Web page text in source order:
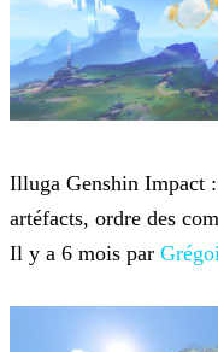
Illuga Genshin Impact
artéfacts, ordre des
Il y a 6 mois par